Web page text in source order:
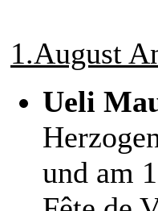
1.August
Ueli
und am